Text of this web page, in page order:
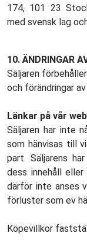
174, 101 23
med svensk lag
10. ÄNDRINGAR
Säljaren
och förändringar
Länkar på vår
Säljaren har inte
som hänvisas till
part. Säljarens
dess innehåll
därför inte anses
förluster som ev
Köpevillkor